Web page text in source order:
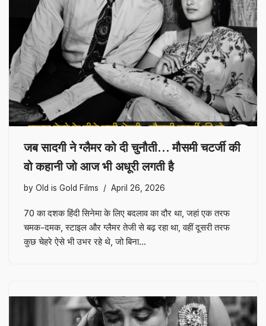
जब सादगी ने ग्लैमर को दी चुनौती… मौसमी चटर्जी की
वो कहानी जो आज भी अधूरी लगती है
by Old is Gold Films April 26, 2026
70 का दशक हिंदी सिनेमा के लिए बदलाव का दौर था, जहां एक तरफ
चमक-दमक, स्टाइल और ग्लैमर तेजी से बढ़ रहा था, वहीं दूसरी तरफ
कुछ चेहरे ऐसे भी उभर रहे थे, जो बिना…